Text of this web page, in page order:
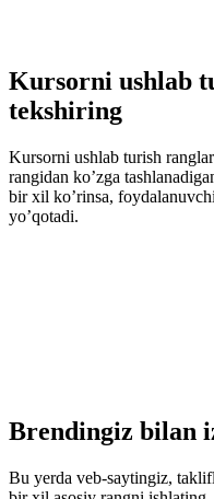
Kursorni ushlab
tekshiring
Kursorni ushlab turish
rangidan ko’zga
bir xil ko’rinsa,
yo’qotadi.
Brendingiz bilan
Bu yerda veb-saytingiz,